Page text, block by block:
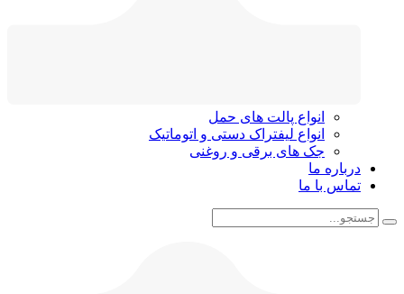
انواع پالت های حمل
انواع لیفتراک دستی و اتوماتیک
جک های برقی و روغنی
درباره ما
تماس با ما